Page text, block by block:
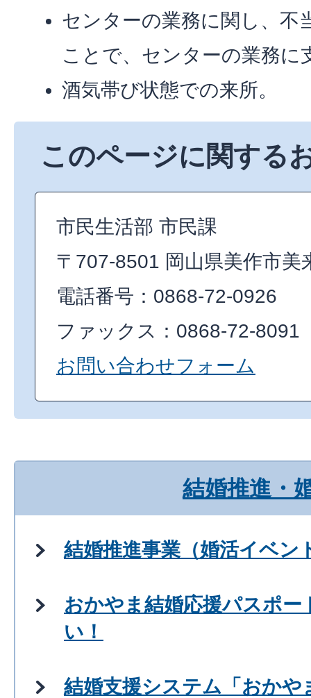
センターの業務に関し、不
ことで、センターの業務に
酒気帯び状態での来所。
このページに関する
市民生活部 市民課
〒707-8501 岡山県美作市美
電話番号：0868-72-0926
ファックス：0868-72-8091
お問い合わせフォーム
結婚推進・
結婚推進事業（婚活イベン
おかやま結婚応援パスポー
い！
結婚支援システム「おかや